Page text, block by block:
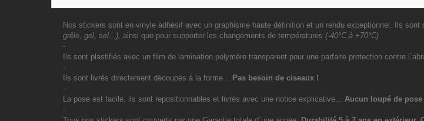
Nos stickers sont en vinyle adhésif avec un graphisme haute définition et un rendu exceptionnel. Ils
grêle, gel, sel...), ainsi que pour supporter les changements de températures (-40°C à +70°C)
-
Ils sont plastifiés avec un film de lamination polymère transparent pour une parfaite protection contre
-
Ils sont livrés directement découpés à la forme... Pas besoin de ciseaux !
-
La pose est facile, ils sont repositionnables et livrés avec une notice explicative... Aucun loupé de
-